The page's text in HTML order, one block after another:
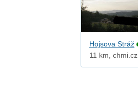
Hojsova Stráž
11 km, chmi.cz